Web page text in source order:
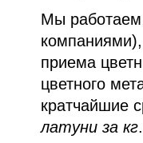
Мы работаем
приема
цветного
кратчайшие
латуни за кг.